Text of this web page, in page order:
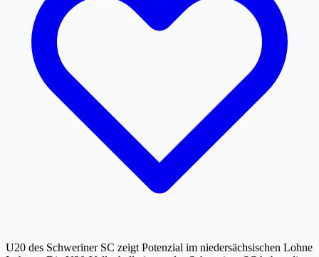
U20 des Schweriner SC zeigt Potenzial im niedersächsischen Lohne